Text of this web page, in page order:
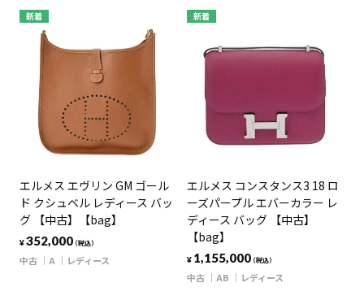
新着
エルメス エヴリン GM ゴール
ド クシュベル レディース バッ
グ 【中古】【bag】
¥352,000（税込）
中古 A レディース
新着
エルメス コンスタンス3 18 ロ
ーズパープル エバーカラー レ
ディース バッグ 【中古】
【bag】
¥ 1,155,000（税込）
中古 AB レディース